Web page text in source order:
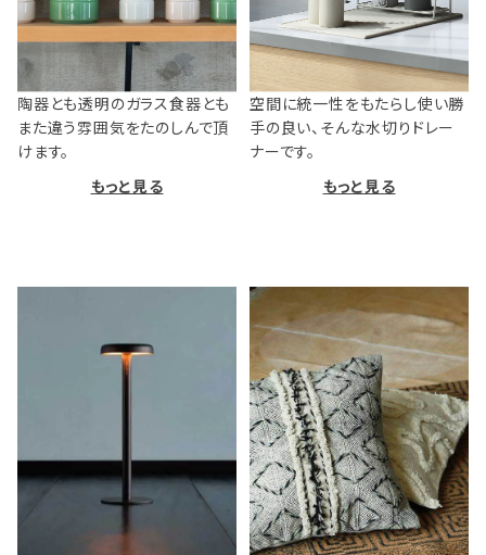
陶器とも透明のガラス食器とも
また違う雰囲気をたのしんで頂
けます。
もっと見る
空間に統一性をもたらし使い勝
手の良い、そんな水切りドレー
ナーです。
もっと見る